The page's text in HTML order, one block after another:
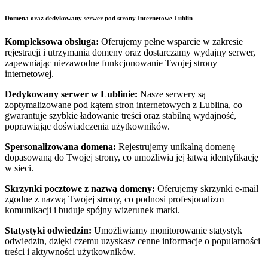
Domena oraz dedykowany serwer pod strony Internetowe Lublin
Kompleksowa obsługa: Oferujemy pełne wsparcie w zakresie
rejestracji i utrzymania domeny oraz dostarczamy wydajny serwer,
zapewniając niezawodne funkcjonowanie Twojej strony
internetowej.
Dedykowany serwer w Lublinie: Nasze serwery są
zoptymalizowane pod kątem stron internetowych z Lublina, co
gwarantuje szybkie ładowanie treści oraz stabilną wydajność,
poprawiając doświadczenia użytkowników.
Spersonalizowana domena: Rejestrujemy unikalną domenę
dopasowaną do Twojej strony, co umożliwia jej łatwą identyfikację
w sieci.
Skrzynki pocztowe z nazwą domeny: Oferujemy skrzynki e-mail
zgodne z nazwą Twojej strony, co podnosi profesjonalizm
komunikacji i buduje spójny wizerunek marki.
Statystyki odwiedzin: Umożliwiamy monitorowanie statystyk
odwiedzin, dzięki czemu uzyskasz cenne informacje o popularności
treści i aktywności użytkowników.